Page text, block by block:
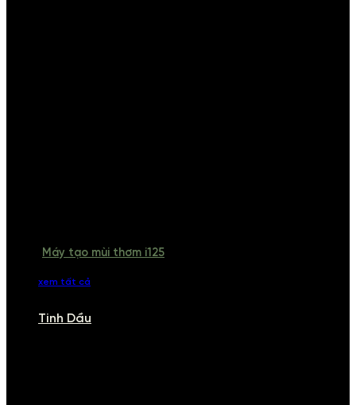
Máy tạo mùi thơm i125
xem tất cả
Tinh Dầu